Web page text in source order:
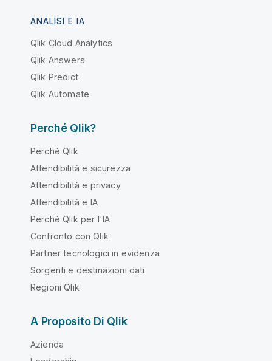
ANALISI E IA
Qlik Cloud Analytics
Qlik Answers
Qlik Predict
Qlik Automate
Perché Qlik?
Perché Qlik
Attendibilità e sicurezza
Attendibilità e privacy
Attendibilità e IA
Perché Qlik per l'IA
Confronto con Qlik
Partner tecnologici in evidenza
Sorgenti e destinazioni dati
Regioni Qlik
A Proposito Di Qlik
Azienda